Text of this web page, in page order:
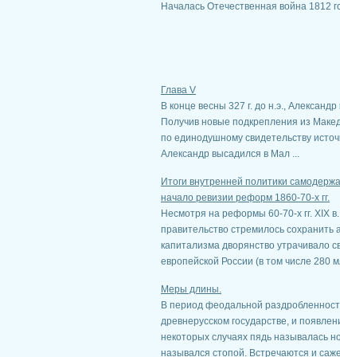
Началась Отечественная война 1812
Глава V
В конце весны 327 г. до н.э.,
Получив новые подкрепления из
по единодушному свидетельству
Александр высадился в Мал ...
Итоги внутренней политики
начало ревизии реформ 1860-70-х гг.
Несмотря на реформы 60-70-х гг. XIX
правительство стремилось
капитализма дворянство утрачивало
европейской России (в том числе 280
Меры длины.
В период феодальной
древнерусском государстве, и
некоторых случаях пядь называлась
назывался стопой. Встречаются и